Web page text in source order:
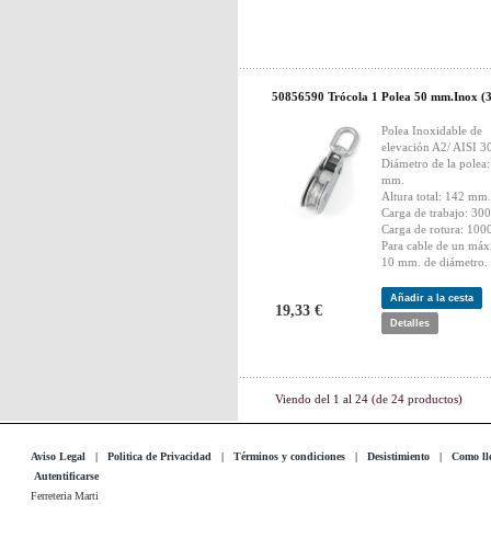
50856590 Trócola 1 Polea 50 mm.Inox
Polea Inoxidable de
elevación A2/ AISI
Diámetro de la
mm.
Altura total: 142 mm.
Carga de trabajo:
Carga de rotura:
Para cable de un
10 mm. de diámetro.
19,33 €
Añadir a la cesta
Detalles
Viendo del 1 al 24 (de 24 productos)
Aviso Legal | Politica de Privacidad | Términos y condiciones | Desistimiento | Como
Autentificarse
Ferreteria Marti